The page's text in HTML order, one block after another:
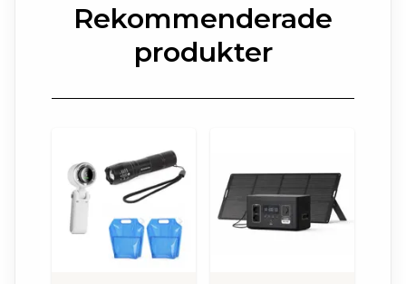
Rekommenderade
produkter